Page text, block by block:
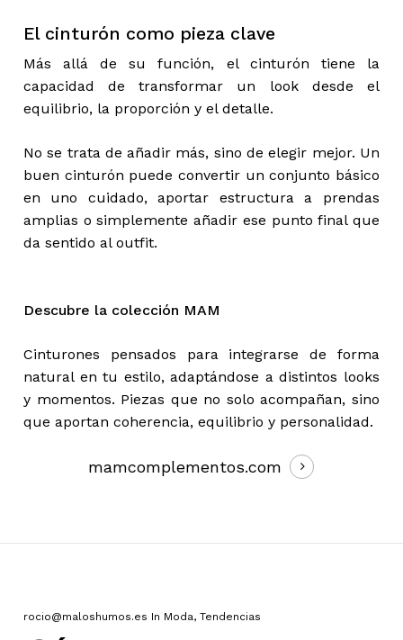
El cinturón como pieza clave
Más allá de su función, el cinturón tiene la
capacidad de transformar un look desde el
equilibrio, la proporción y el detalle.
No se trata de añadir más, sino de elegir mejor. Un
buen cinturón puede convertir un conjunto básico
en uno cuidado, aportar estructura a prendas
amplias o simplemente añadir ese punto final que
da sentido al outfit.
Descubre la colección MAM
Cinturones pensados para integrarse de forma
natural en tu estilo, adaptándose a distintos looks
y momentos. Piezas que no solo acompañan, sino
que aportan coherencia, equilibrio y personalidad.
mamcomplementos.com
rocio@maloshumos.es In Moda, Tendencias